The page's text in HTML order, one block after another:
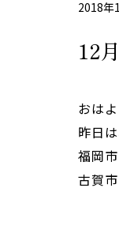
2018年
12
おは
昨日
福岡
古賀